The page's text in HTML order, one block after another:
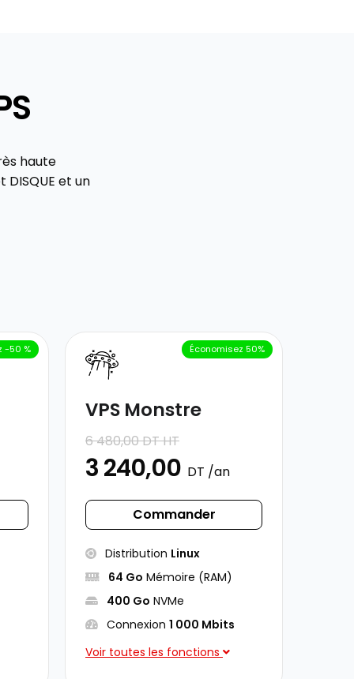
haute
et un
-50 % Économisez 50%
VPS Monstre
6 480,00 DT HT
3 240,00 DT /an
Commander
Distribution Linux
64 Go Mémoire (RAM)
400 Go NVMe
Connexion 1 000 Mbits
Voir toutes les fonctions